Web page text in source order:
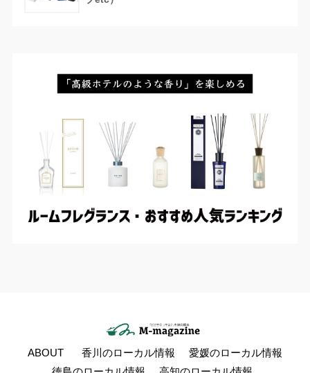
ABOUT 香川のローカル情報
愛媛のローカル情報